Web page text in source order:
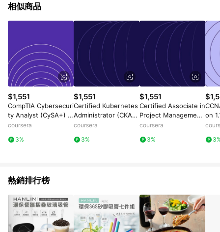
相似商品
$1,551
CompTIA Cybersecuri
ty Analyst (CySA+) C
S0-003: Unit 4
coursera
3%
$1,551
Certified Kubernetes
Administrator (CKA):
Unit 3
coursera
3%
$1,551
Certified Associate in
Project Management
(CAPM)® Exam: Unit
coursera
3%
on
熱銷排行榜